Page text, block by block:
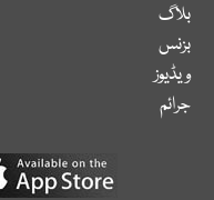
بلاگ
بزنس
ویڈیوز
جرائم